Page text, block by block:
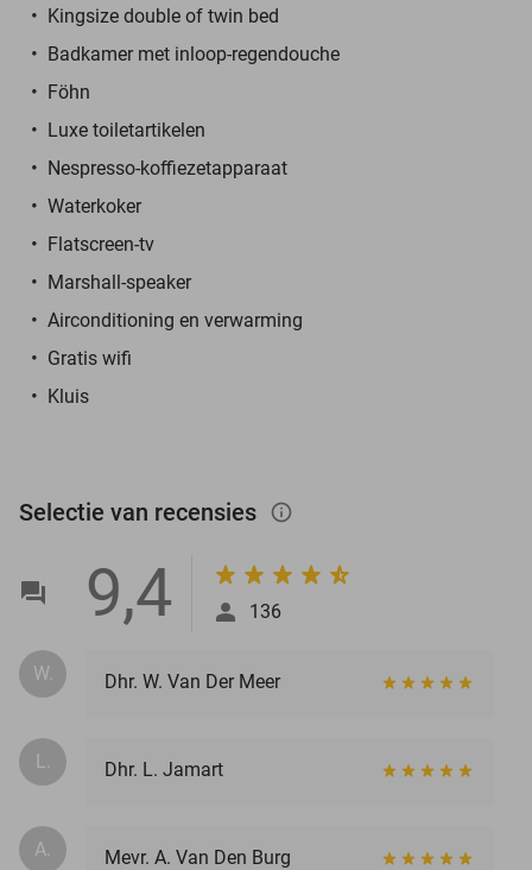
Kingsize double of twin bed
Badkamer met inloop-regendouche
Föhn
Luxe toiletartikelen
Nespresso-koffiezetapparaat
Waterkoker
Flatscreen-tv
Marshall-speaker
Airconditioning en verwarming
Gratis wifi
Kluis
Selectie van recensies info_outlined
9,4 136
W. Dhr. W. Van Der Meer
L. Dhr. L. Jamart
A. Mevr. A. Van Den Burg